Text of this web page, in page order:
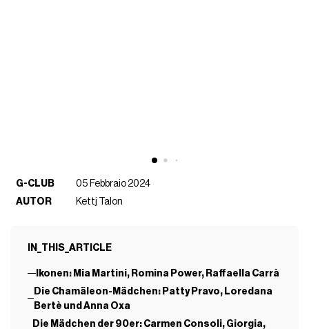
G-CLUB
05 Febbraio 2024
AUTOR
Kettj Talon
IN_THIS_ARTICLE
Ikonen: Mia Martini, Romina Power, Raffaella Carrà
Die Chamäleon-Mädchen: Patty Pravo, Loredana
Bertè und Anna Oxa
Die Mädchen der 90er: Carmen Consoli, Giorgia,